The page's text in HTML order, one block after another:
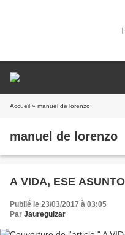
Accueil » manuel de lorenzo
manuel de lorenzo
A VIDA, ESE
Publié le 23/03/2017 à 03:05
Par Jaureguizar